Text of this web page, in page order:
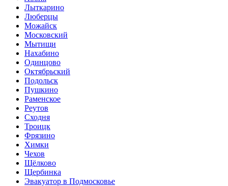
Лыткарино
Люберцы
Можайск
Московский
Мытищи
Нахабино
Одинцово
Октябрьский
Подольск
Пушкино
Раменское
Реутов
Сходня
Троицк
Фрязино
Химки
Чехов
Щёлково
Щербинка
Эвакуатор в Подмосковье